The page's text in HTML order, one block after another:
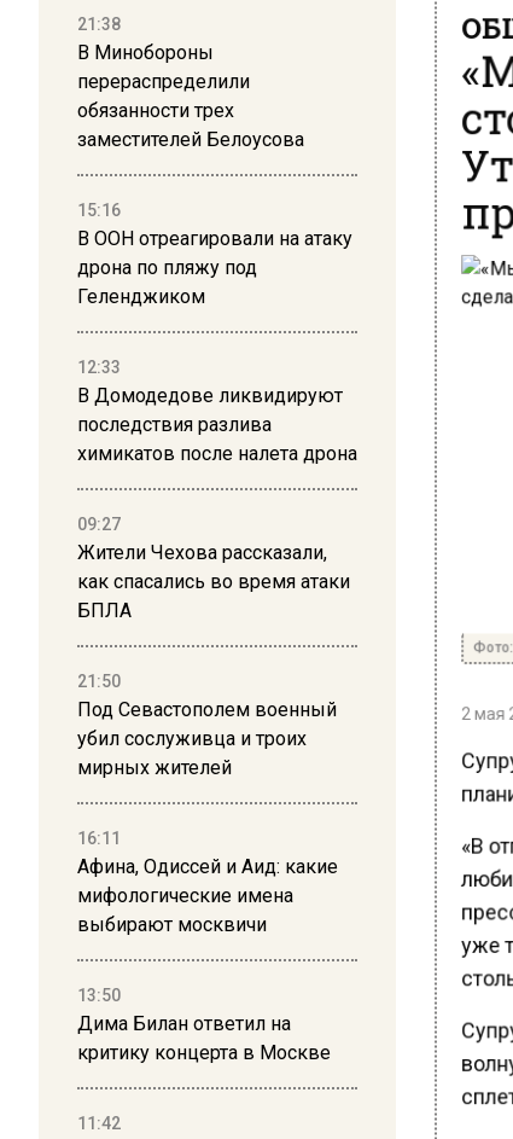
21:38
В Минобороны
перераспределили
обязанности трех
заместителей Белоусова
15:16
В ООН отреагировали на атаку
дрона по пляжу под
Геленджиком
12:33
В Домодедове ликвидируют
последствия разлива
химикатов после налета дрона
09:27
Жители Чехова рассказали,
как спасались во время атаки
БПЛА
21:50
Под Севастополем военный
убил сослуживца и троих
мирных жителей
16:11
Афина, Одиссей и Аид: какие
мифологические имена
выбирают москвичи
13:50
Дима Билан ответил на
критику концерта в Москве
11:42
2 мая
«В
уже